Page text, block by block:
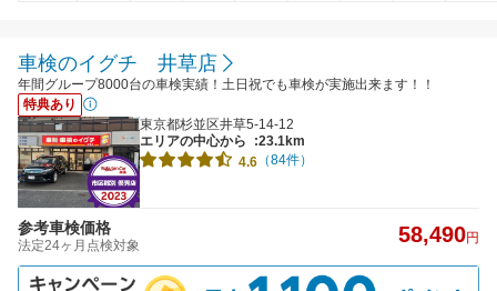
車検のイグチ 井草店
年間グループ8000台の車検実績！土日祝でも車検が実施出来ます！！
特典あり
東京都杉並区井草5-14-12
エリアの中心から
:23.1km
4.6 （84件）
参考車検価格
法定24ヶ月点検対象 58,490円